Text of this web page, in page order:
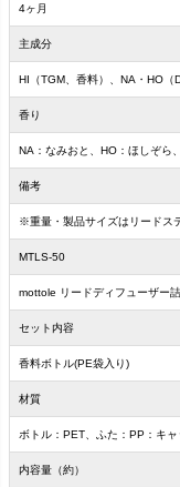
4ヶ月
主成分
HI（TGM、香料）、NA・HO（
香り
NA：なみおと、HO：ほしぞら
備考
※重量・製品サイズはリードス
MTLS-50
mottole リードディフューザー
セット内容
香料ボトル(PE袋入り)
材質
ボトル：PET、ふた：PP：キャ
内容量（約）